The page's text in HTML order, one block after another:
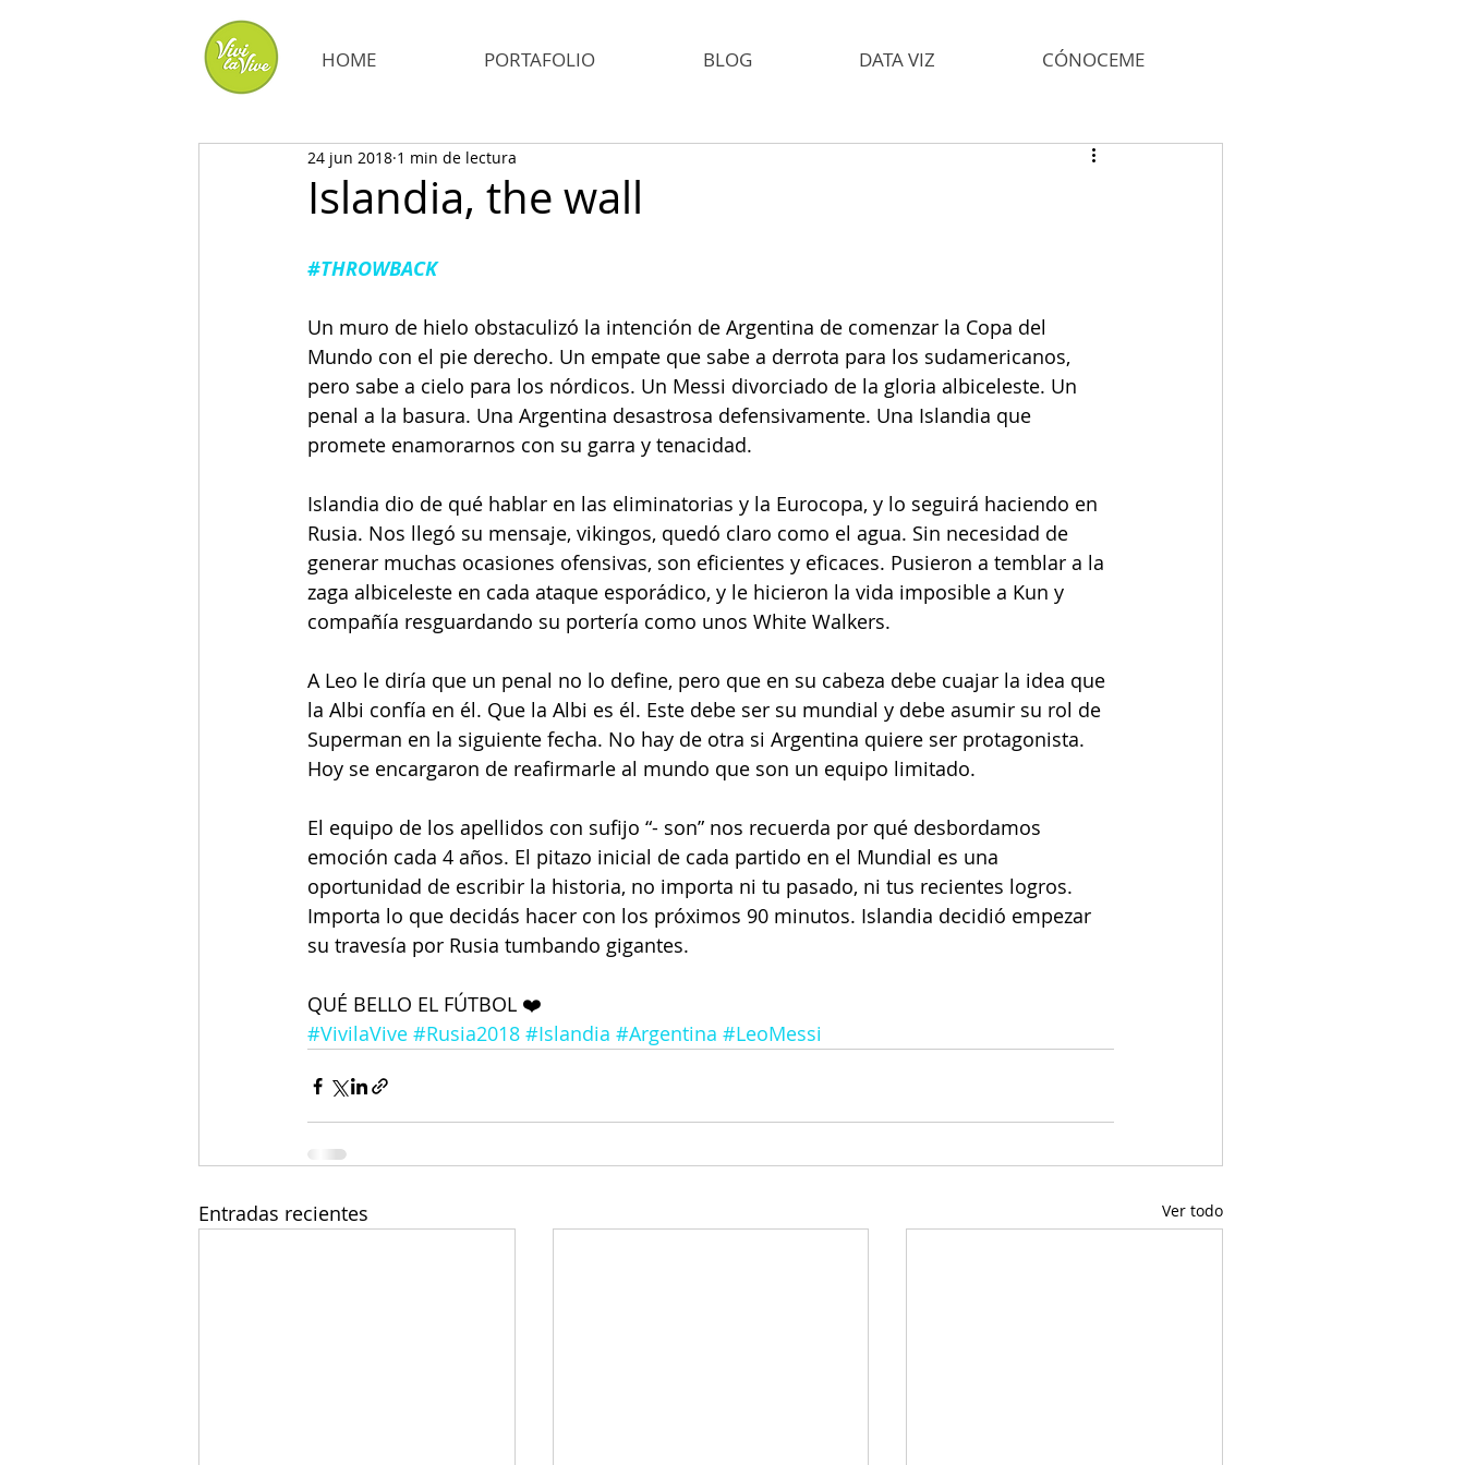
HOME PORTAFOLIO BLOG DATA VIZ CÓNOCEME
Islandia, the wall
24 jun 2018 1 min de lectura
#THROWBACK
Un muro de hielo obstaculizó la intención de Argentina de comenzar la Copa del
Mundo con el pie derecho. Un empate que sabe a derrota para los sudamericanos,
pero sabe a cielo para los nórdicos. Un Messi divorciado de la gloria albiceleste. Un
penal a la basura. Una Argentina desastrosa defensivamente. Una Islandia que
promete enamorarnos con su garra y tenacidad.
Islandia dio de qué hablar en las eliminatorias y la Eurocopa, y lo seguirá haciendo en
Rusia. Nos llegó su mensaje, vikingos, quedó claro como el agua. Sin necesidad de
generar muchas ocasiones ofensivas, son eficientes y eficaces. Pusieron a temblar a la
zaga albiceleste en cada ataque esporádico, y le hicieron la vida imposible a Kun y
compañía resguardando su portería como unos White Walkers.
A Leo le diría que un penal no lo define, pero que en su cabeza debe cuajar la idea que
la Albi confía en él. Que la Albi es él. Este debe ser su mundial y debe asumir su rol de
Superman en la siguiente fecha. No hay de otra si Argentina quiere ser protagonista.
Hoy se encargaron de reafirmarle al mundo que son un equipo limitado.
El equipo de los apellidos con sufijo “- son” nos recuerda por qué desbordamos
emoción cada 4 años. El pitazo inicial de cada partido en el Mundial es una
oportunidad de escribir la historia, no importa ni tu pasado, ni tus recientes logros.
Importa lo que decidás hacer con los próximos 90 minutos. Islandia decidió empezar
su travesía por Rusia tumbando gigantes.
QUÉ BELLO EL FÚTBOL ❤️
#VivilaVive #Rusia2018 #Islandia #Argentina #LeoMessi
Entradas recientes Ver todo